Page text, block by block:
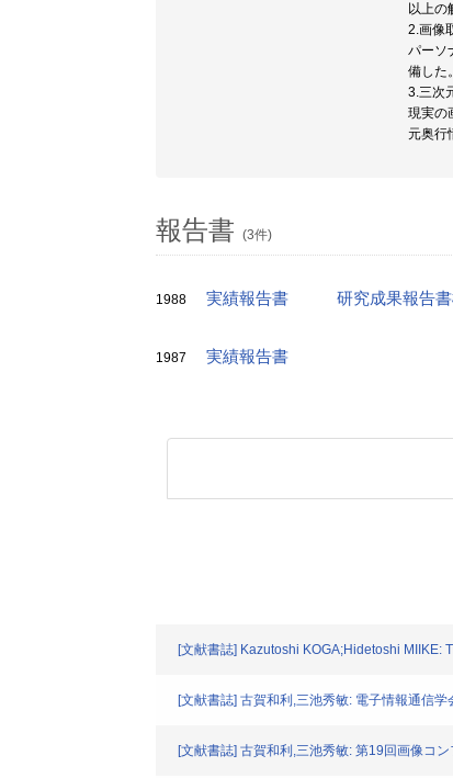
以上の
2.画像
パーソ
備した
3.三次
現実の
元奥行
報告書 (3件)
1988 実績報告書 研究成果報告
1987 実績報告書
[文献書誌] Kazutoshi KOGA;Hidetoshi MIIKE:
[文献書誌] 古賀和利,三池秀敏: 電子情報通信
[文献書誌] 古賀和利,三池秀敏: 第19回画像コ